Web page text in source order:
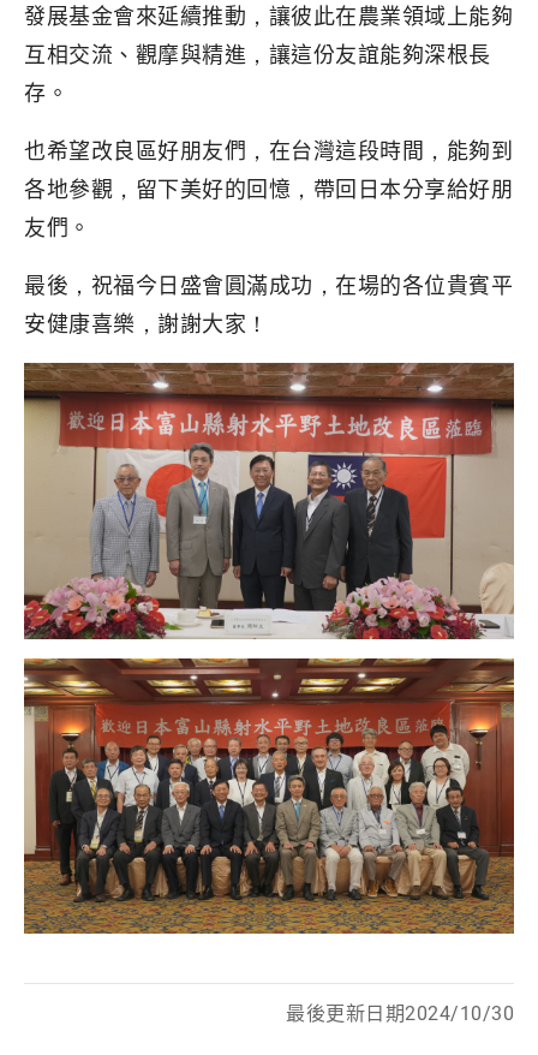
發展基金會來延續推動，讓彼此在農業領域上能夠
互相交流、觀摩與精進，讓這份友誼能夠深根長
存。
也希望改良區好朋友們，在台灣這段時間，能夠到
各地參觀，留下美好的回憶，帶回日本分享給好朋
友們。
最後，祝福今日盛會圓滿成功，在場的各位貴賓平
安健康喜樂，謝謝大家！
最後更新日期2024/10/30